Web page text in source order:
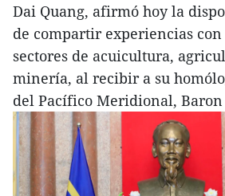
Dai Quang, afirmó hoy la
de compartir experiencias
sectores de acuicultura,
minería, al recibir a su
del Pacífico Meridional, Baron